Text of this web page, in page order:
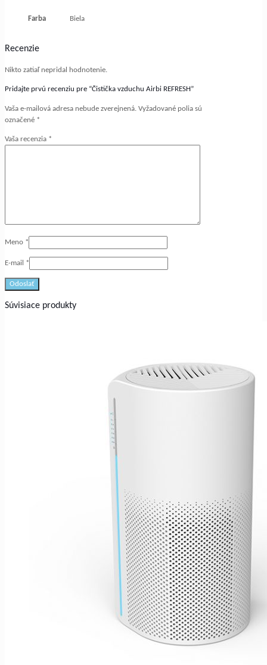
Farba Biela
Recenzie
Nikto zatiaľ nepridal hodnotenie.
Pridajte prvú recenziu pre “Čistička vzduchu Airbi REFRESH”
Vaša e-mailová adresa nebude zverejnená. Vyžadované polia sú
označené *
Vaša recenzia *
Meno *
E-mail *
Súvisiace produkty